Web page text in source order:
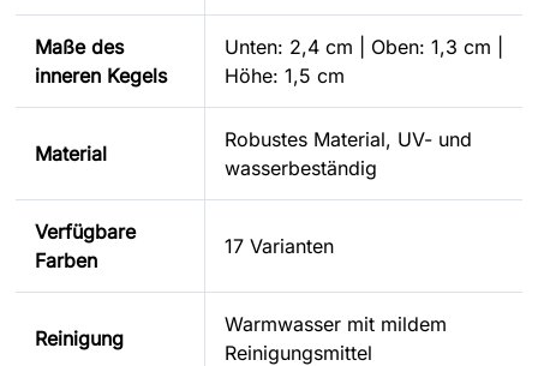
Maße des
inneren Kegels
Unten: 2,4 cm | Oben: 1,3 cm |
Höhe: 1,5 cm
Material
Robustes Material, UV- und
wasserbeständig
Verfügbare
Farben
17 Varianten
Reinigung
Warmwasser mit mildem
Reinigungsmittel